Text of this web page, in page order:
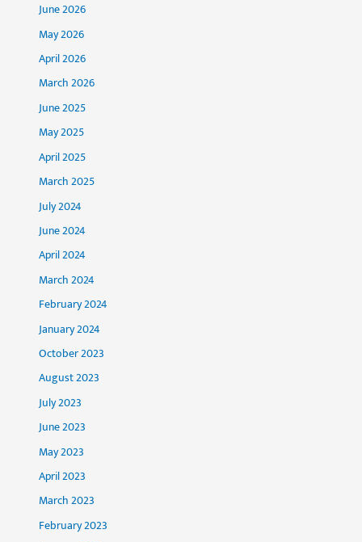
June 2026
May 2026
April 2026
March 2026
June 2025
May 2025
April 2025
March 2025
July 2024
June 2024
April 2024
March 2024
February 2024
January 2024
October 2023
August 2023
July 2023
June 2023
May 2023
April 2023
March 2023
February 2023